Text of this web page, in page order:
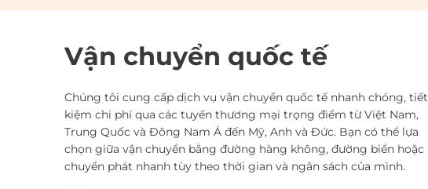
Vận chuyển quốc tế
Chúng tôi cung cấp dịch vụ vận chuyển quốc tế nhanh chóng, tiết
kiệm chi phí qua các tuyến thương mại trọng điểm từ Việt Nam,
Trung Quốc và Đông Nam Á đến Mỹ, Anh và Đức. Bạn có thể lựa
chọn giữa vận chuyển bằng đường hàng không, đường biển hoặc
chuyển phát nhanh tùy theo thời gian và ngân sách của mình.